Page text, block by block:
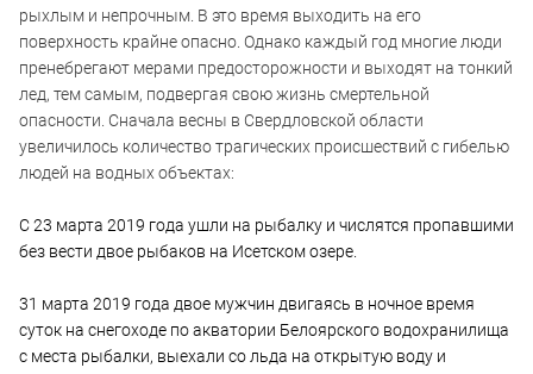
рыхлым и непрочным. В это время выходить на его
поверхность крайне опасно. Однако каждый год многие люди
пренебрегают мерами предосторожности и выходят на тонкий
лед, тем самым, подвергая свою жизнь смертельной
опасности. Сначала весны в Свердловской области
увеличилось количество трагических происшествий с гибелью
людей на водных объектах:
С 23 марта 2019 года ушли на рыбалку и числятся пропавшими
без вести двое рыбаков на Исетском озере.
31 марта 2019 года двое мужчин двигаясь в ночное время
суток на снегоходе по акватории Белоярского водохранилища
с места рыбалки, выехали со льда на открытую воду и